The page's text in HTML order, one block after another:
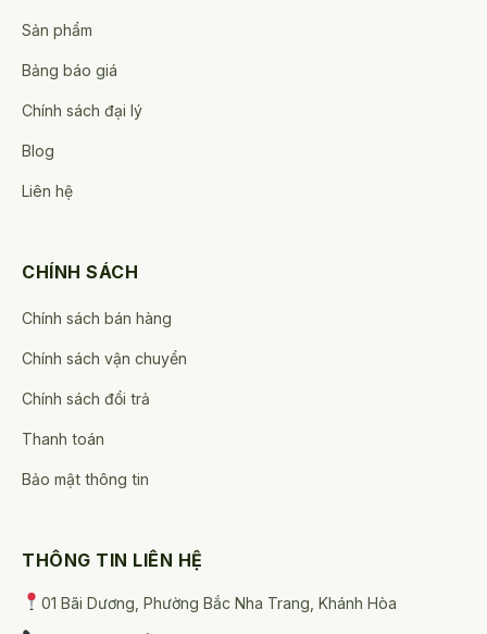
Sản phẩm
Bảng báo giá
Chính sách đại lý
Blog
Liên hệ
CHÍNH SÁCH
Chính sách bán hàng
Chính sách vận chuyển
Chính sách đổi trả
Thanh toán
Bảo mật thông tin
THÔNG TIN LIÊN HỆ
01 Bãi Dương, Phường Bắc Nha Trang, Khánh Hòa